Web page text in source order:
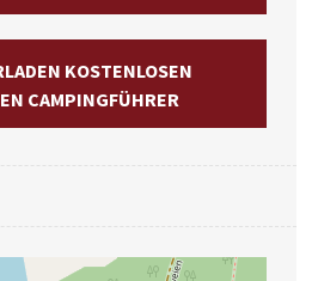
KOSTENLOSEN
CAMPINGFÜHRER